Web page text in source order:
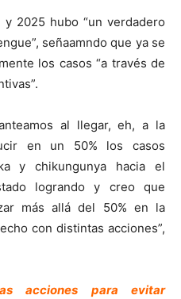
2025 hubo “un verdadero
señaamndo que ya se
los casos “a través de
al llegar, eh, a la
en un 50% los casos
y chikungunya hacia el
logrando y creo que
más allá del 50% en la
con distintas acciones”,
acciones para evitar